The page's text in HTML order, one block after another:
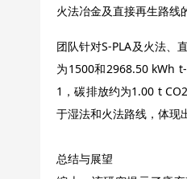
火法冶金及直接再生路线
团队针对S-PLA及火法、
为1500和2968.50 kWh
1，碳排放约为1.00 t
于湿法和火法路线，体现
总结与展望